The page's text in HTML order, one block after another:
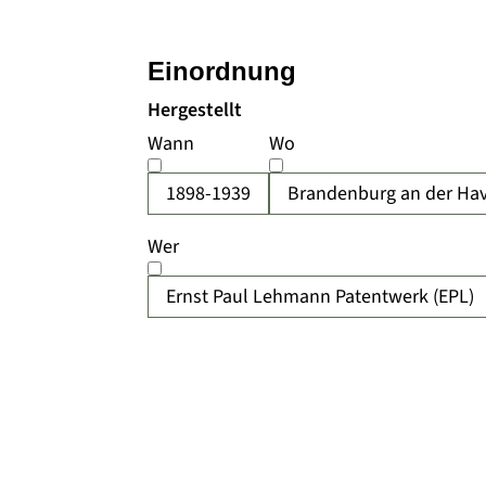
Hergestellt
Wann
1898-1939
Wo
Brandenburg an der
Wer
Ernst Paul Lehmann Patentwerk (EPL)
Einordnung